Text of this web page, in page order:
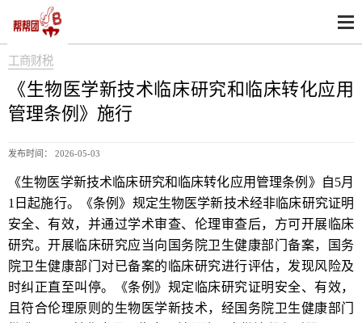
工商财税
《生物医学新技术临床研究和临床转化应用
管理条例》施行
发布时间： 2026-05-03
《生物医学新技术临床研究和临床转化应用管理条例》自5月
1日起施行。《条例》规定生物医学新技术经非临床研究证明
安全、有效，并通过学术审查、伦理审查后，方可开展临床
研究。开展临床研究应当向国务院卫生健康部门备案，国务
院卫生健康部门对已备案的临床研究进行评估，发现风险及
时纠正直至叫停。《条例》规定临床研究证明安全、有效，
且符合伦理原则的生物医学新技术，经国务院卫生健康部门